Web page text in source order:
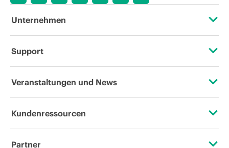
Unternehmen
Über HPE
Unternehmensverantwortung
HPE Labs
Support
Operational Support Services
Veranstaltungen und News
Veranstaltungen
Kundenressourcen
Kontaktieren Sie uns
Partner